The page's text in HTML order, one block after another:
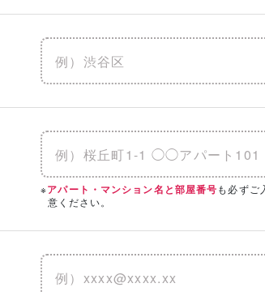
※アパート・マンション名と部屋番号も必ずご
意ください。